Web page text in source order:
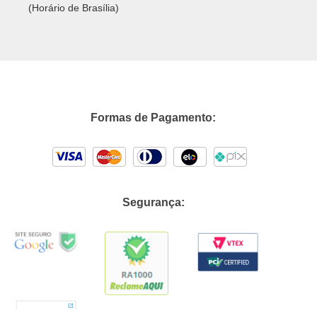
(Horário de Brasília)
Formas de Pagamento:
Segurança: